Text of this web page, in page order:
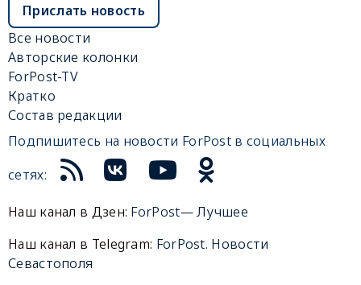
Прислать новость
Все новости
Авторские колонки
ForPost-TV
Кратко
Состав редакции
Подпишитесь на новости ForPost в социальных
сетях:
Наш канал в Дзен: ForPost— Лучшее
Наш канал в Telegram: ForPost. Новости
Севастополя